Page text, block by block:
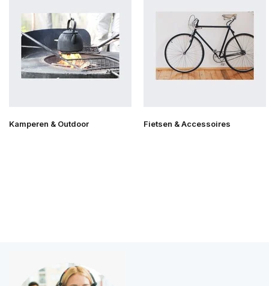
Kamperen & Outdoor Fietsen & Accessoires